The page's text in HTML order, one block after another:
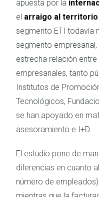
apuesta por la
el arraigo al territorio
segmento ETI todavía
segmento
estrecha relación
empresariales, tanto
Institutos de
Tecnológicos,
se han apoyado en
asesoramiento e I+D.
El estudio pone de
diferencias en cuanto
número de